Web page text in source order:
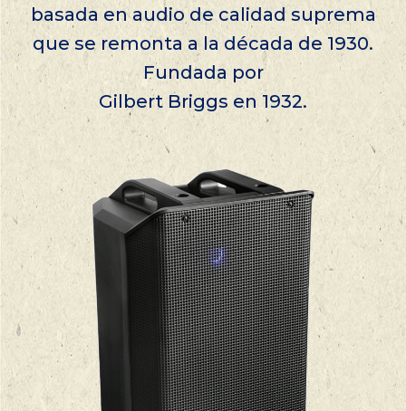
basada en audio de calidad suprema
que se remonta a la década de 1930.
Fundada por
Gilbert Briggs en 1932.